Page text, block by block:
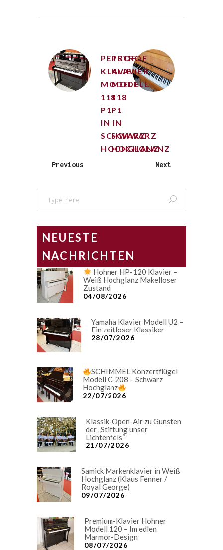
PETROF
KLAVIER
MODELL
118
P1
IN
SCHWARZ
HOCHGLANZ
Previous
PETROF
KLAVIER
MODELL
118
P1
IN
SCHWARZ
HOCHGLANZ
Next
NEUESTE
NACHRICHTEN
Hohner HP-120 Klavier –
Weiß Hochglanz Makelloser
Zustand
04/08/2026
Yamaha Klavier Modell U2 –
Ein zeitloser Klassiker
28/07/2026
SCHIMMEL Konzertflügel
Modell C-208 – Schwarz
Hochglanz
22/07/2026
Klassik-Open-Air zu Gunsten
der „Stiftung unser
Lichtenfels“
21/07/2026
Samick Markenklavier in Weiß
Hochglanz (Klaus Fenner /
Royal George)
09/07/2026
Premium-Klavier Hohner
Modell 120 – Im edlen
Marmor-Design
08/07/2026